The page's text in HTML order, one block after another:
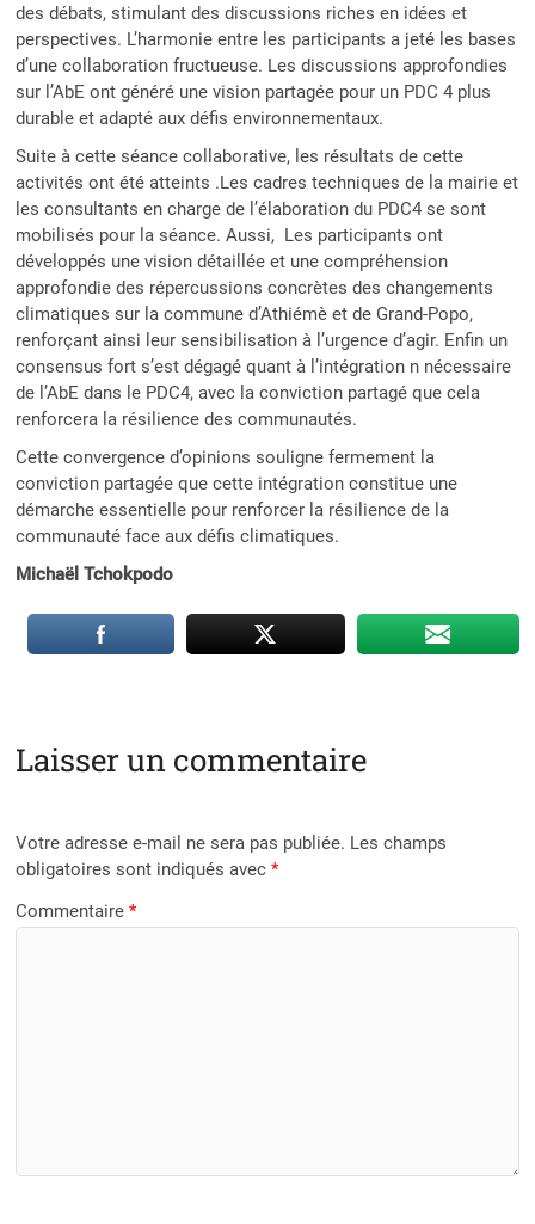
des débats, stimulant des discussions riches en idées et
perspectives. L’harmonie entre les participants a jeté les bases
d’une collaboration fructueuse. Les discussions approfondies
sur l’AbE ont généré une vision partagée pour un PDC 4 plus
durable et adapté aux défis environnementaux.
Suite à cette séance collaborative, les résultats de cette
activités ont été atteints .Les cadres techniques de la mairie et
les consultants en charge de l’élaboration du PDC4 se sont
mobilisés pour la séance. Aussi, Les participants ont
développés une vision détaillée et une compréhension
approfondie des répercussions concrètes des changements
climatiques sur la commune d’Athiémè et de Grand-Popo,
renforçant ainsi leur sensibilisation à l’urgence d’agir. Enfin un
consensus fort s’est dégagé quant à l’intégration n nécessaire
de l’AbE dans le PDC4, avec la conviction partagé que cela
renforcera la résilience des communautés.
Cette convergence d’opinions souligne fermement la
conviction partagée que cette intégration constitue une
démarche essentielle pour renforcer la résilience de la
communauté face aux défis climatiques.
Michaël Tchokpodo
Laisser un commentaire
Votre adresse e-mail ne sera pas publiée. Les champs
obligatoires sont indiqués avec*
Commentaire*